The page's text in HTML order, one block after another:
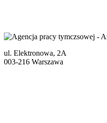
ul. Elektronowa, 2A
003-216 Warszawa